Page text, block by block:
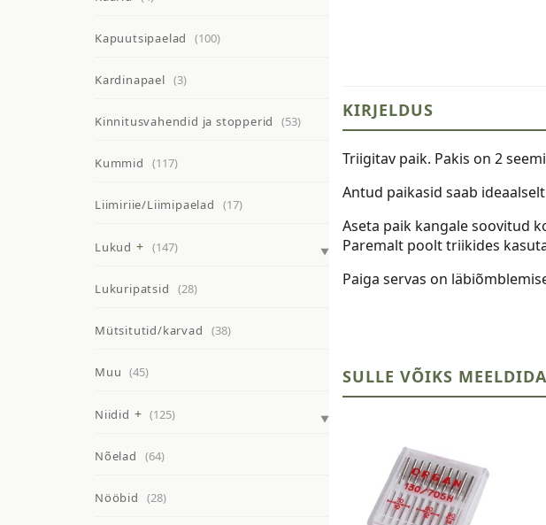
Kapuutsipaelad (100)
Kardinapael (3)
Kinnitusvahendid ja stopperid (53)
Kummid (117)
Liimiriie/Liimipaelad (17)
Lukud (147)
Lukuripatsid (28)
Mütsitutid/karvad (38)
Muu (45)
Niidid (125)
Nõelad (64)
Nööbid (28)
KIRJELDUS
Triigitav paik. Pakis on 2
Antud paikasid saab
Aseta paik kangale soovitud
Paremalt poolt triikides
Paiga servas on
SULLE VÕIKS